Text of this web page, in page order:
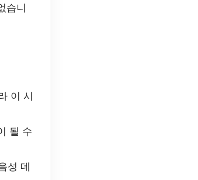
습니
이 시
될 수
성 데